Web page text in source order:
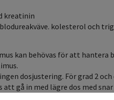
kreatinin
kolesterol och
kan behövas för att
dosjustering. För grad 2 och
att gå in med lägre dos med